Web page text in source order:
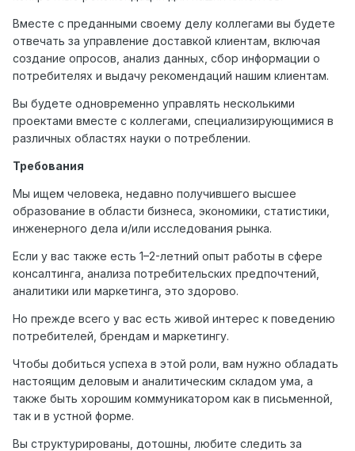
Вместе с преданными своему делу коллегами вы будете
отвечать за управление доставкой клиентам, включая
создание опросов, анализ данных, сбор информации о
потребителях и выдачу рекомендаций нашим клиентам.
Вы будете одновременно управлять несколькими
проектами вместе с коллегами, специализирующимися в
различных областях науки о потреблении.
Требования
Мы ищем человека, недавно получившего высшее
образование в области бизнеса, экономики, статистики,
инженерного дела и/или исследования рынка.
Если у вас также есть 1–2-летний опыт работы в сфере
консалтинга, анализа потребительских предпочтений,
аналитики или маркетинга, это здорово.
Но прежде всего у вас есть живой интерес к поведению
потребителей, брендам и маркетингу.
Чтобы добиться успеха в этой роли, вам нужно обладать
настоящим деловым и аналитическим складом ума, а
также быть хорошим коммуникатором как в письменной,
так и в устной форме.
Вы структурированы, дотошны, любите следить за